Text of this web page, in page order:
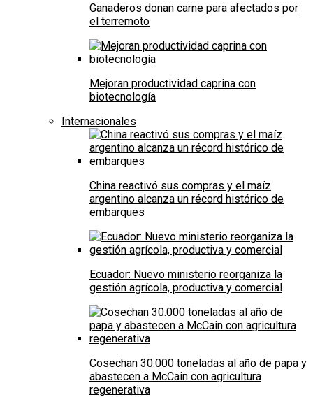
Ganaderos donan carne para afectados por
el terremoto
Mejoran productividad caprina con
biotecnología
Internacionales
China reactivó sus compras y el maíz
argentino alcanza un récord histórico de
embarques
Ecuador: Nuevo ministerio reorganiza la
gestión agrícola, productiva y comercial
Cosechan 30.000 toneladas al año de papa y
abastecen a McCain con agricultura
regenerativa